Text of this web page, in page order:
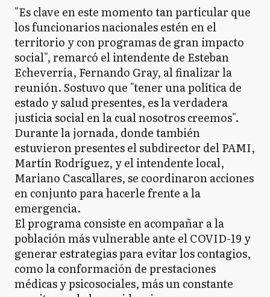
"Es clave en este momento tan particular que
los funcionarios nacionales estén en el
territorio y con programas de gran impacto
social", remarcó el intendente de Esteban
Echeverría, Fernando Gray, al finalizar la
reunión. Sostuvo que "tener una política de
estado y salud presentes, es la verdadera
justicia social en la cual nosotros creemos".
Durante la jornada, donde también
estuvieron presentes el subdirector del PAMI,
Martín Rodríguez, y el intendente local,
Mariano Cascallares, se coordinaron acciones
en conjunto para hacerle frente a la
emergencia.
El programa consiste en acompañar a la
población más vulnerable ante el COVID-19 y
generar estrategias para evitar los contagios,
como la conformación de prestaciones
médicas y psicosociales, más un constante